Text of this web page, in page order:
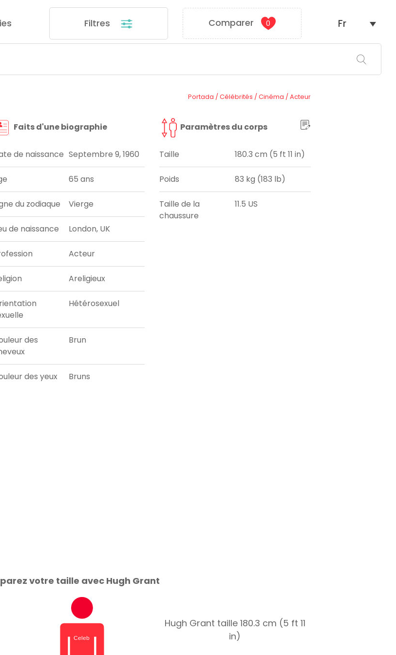
Filtres Comparer 0 Fr
Portada /Célébrités /Cinéma /Acteur
Faits d'une biographie
de naissance Septembre 9, 1960
65 ans
du zodiaque Vierge
de naissance London, UK
Acteur
Areligieux
Hétérosexuel
des
Brun
des yeux Bruns
Paramètres du corps
Taille 180.3 cm (5 ft 11 in)
Poids 83 kg (183 lb)
Taille de la
chaussure
11.5 US
votre taille avec Hugh Grant
Hugh Grant taille 180.3 cm (5 ft 11
in)